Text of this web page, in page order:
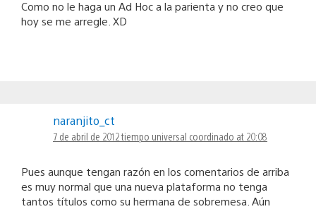
Como no le haga un Ad Hoc a la parienta y no creo que
hoy se me arregle. XD
naranjito_ct
7 de abril de 2012 tiempo universal coordinado at 20:08
Pues aunque tengan razón en los comentarios de arriba
es muy normal que una nueva plataforma no tenga
tantos títulos como su hermana de sobremesa. Aún